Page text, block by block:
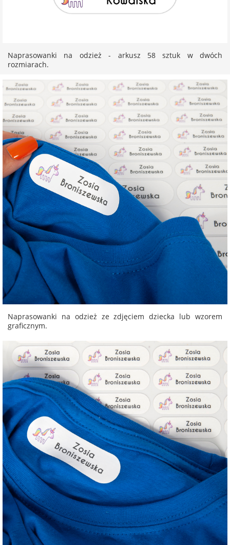
Naprasowanki na odzież - arkusz 58 sztuk w dwóch
rozmiarach.
Naprasowanki na odzież ze zdjęciem dziecka lub wzorem
graficznym.